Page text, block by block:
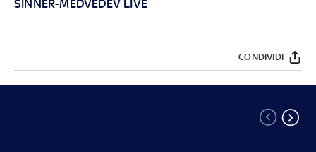
SINNER-MEDVEDEV LIVE
CONDIVIDI